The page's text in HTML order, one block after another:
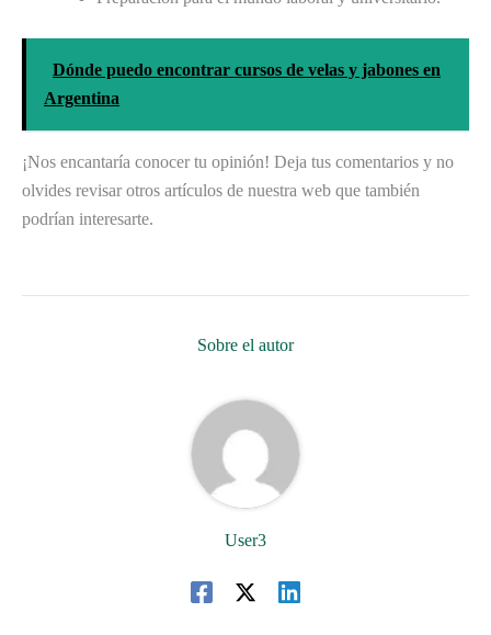
Dónde puedo encontrar cursos de velas y jabones en
Argentina
¡Nos encantaría conocer tu opinión! Deja tus comentarios y no
olvides revisar otros artículos de nuestra web que también
podrían interesarte.
Sobre el autor
User3